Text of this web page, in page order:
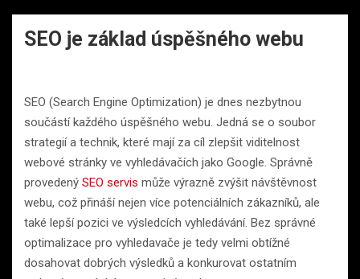
SEO je základ úspěšného webu
SEO (Search Engine Optimization) je dnes nezbytnou
součástí každého úspěšného webu. Jedná se o soubor
strategií a technik, které mají za cíl zlepšit viditelnost
webové stránky ve vyhledávačích jako Google. Správně
provedený SEO servis může výrazně zvýšit návštěvnost
webu, což přináší nejen více potenciálních zákazníků, ale
také lepší pozici ve výsledcích vyhledávání. Bez správné
optimalizace pro vyhledavače je tedy velmi obtížné
dosahovat dobrých výsledků a konkurovat ostatním